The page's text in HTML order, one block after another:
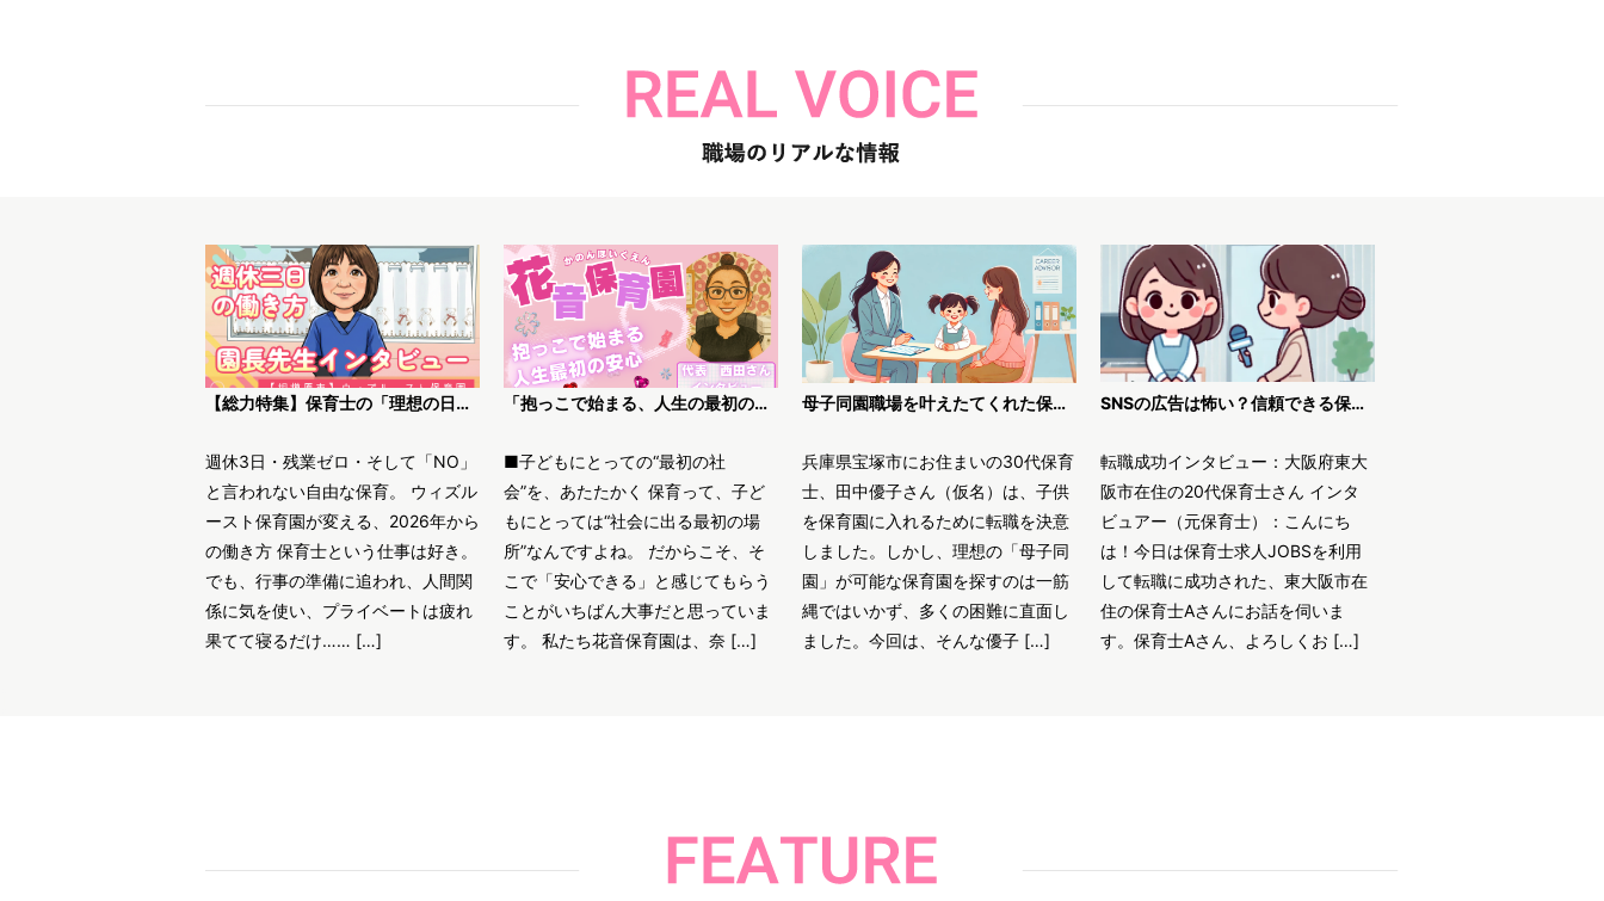
【総力特集】保育士の「理想の日常」がここにある。ウィズルースト保育園園長インタビュー
週休3日・残業ゼロ・そして「NO」
と言われない自由な保育。 ウィズル
ースト保育園が変える、2026年から
の働き方 保育士という仕事は好き。
でも、行事の準備に追われ、人間関
係に気を使い、プライベートは疲れ
果てて寝るだけ…… […]
「抱っこで始まる、人生の最初の安心」〜花音保育園・西田代表が語る、“丁寧な保育”のかたち〜
■子どもにとっての“最初の社
会”を、あたたかく 保育って、子ど
もにとっては“社会に出る最初の場
所”なんですよね。 だからこそ、そ
こで「安心できる」と感じてもらう
ことがいちばん大事だと思っていま
す。 私たち花音保育園は、奈 […]
母子同園職場を叶えたてくれた保育士求人JOBS
兵庫県宝塚市にお住まいの30代保育
士、田中優子さん（仮名）は、子供
を保育園に入れるために転職を決意
しました。しかし、理想の「母子同
園」が可能な保育園を探すのは一筋
縄ではいかず、多くの困難に直面し
ました。今回は、そんな優子 […]
SNSの広告は怖い？信頼できる保育士求人JOBSで安全に転職！
転職成功インタビュー：大阪府東大
阪市在住の20代保育士さん インタ
ビュアー（元保育士）：こんにち
は！今日は保育士求人JOBSを利用
して転職に成功された、東大阪市在
住の保育士Aさんにお話を伺いま
す。保育士Aさん、よろしくお […]